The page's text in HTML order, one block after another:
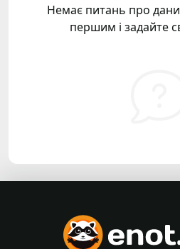
Немає питань про
першим і задайте